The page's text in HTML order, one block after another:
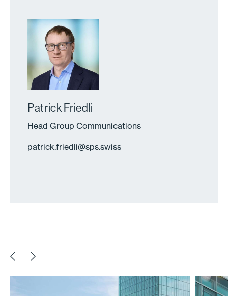
Patrick Friedli
Head Group Communications
patrick.friedli@sps.swiss